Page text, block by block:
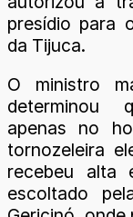
presídio para
da Tijuca.
O ministro
determinou
apenas no
tornozeleira
recebeu alta
escoltado